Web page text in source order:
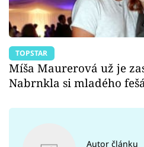
TOPSTAR
Míša Maurerová už je
Nabrnkla si mladého
Autor článku